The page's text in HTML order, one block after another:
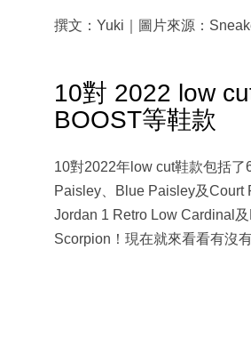
撰文：Yuki｜圖片來源：
10對 2022 low
BOOST等鞋款
10對2022年low cut鞋款包括
Paisley、Blue Paisley及Court
Jordan 1 Retro Low Cardinal
Scorpion！現在就來看看有沒